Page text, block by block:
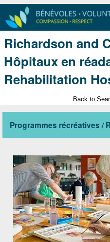
Richardson and
Hôpitaux en
Rehabilitation
Back to
Programmes récréatives /